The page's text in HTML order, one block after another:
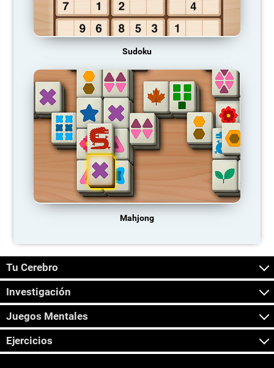
Sudoku
Mahjong
Tu Cerebro
Investigación
Juegos Mentales
Ejercicios